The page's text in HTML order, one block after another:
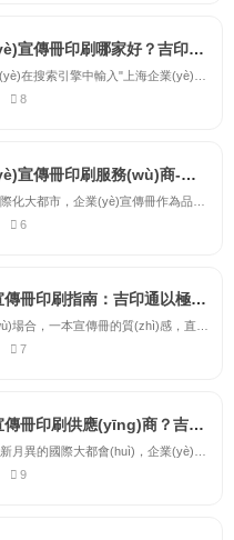
上海企業(yè)宣傳冊印刷哪家好？吉印通以品質(zhì)贏得客戶信賴
8
上海企業(yè)宣傳冊印刷服務(wù)商-吉印通，專業(yè)打造高端企業(yè)畫冊
6
上海高端宣傳冊印刷指南：吉印通以極致工藝詮釋品牌內(nèi)涵
在高端商務(wù)場合，一本宣傳冊的質(zhì)感，直接定義了客戶對您品牌的第一印象。它不應(yīng)是簡單的圖文堆砌，而應(yīng)是融合了觸覺、視覺與心理感受的綜合藝術(shù)載體。吉印通，作為上海高端宣傳冊印刷領(lǐng)域的引領(lǐng)者，始終致力于將品牌的深厚內(nèi)涵，通過極致的印刷工藝具象化地呈...
7
選擇上海宣傳冊印刷供應(yīng)商？吉印通專注企業(yè)形象塑造15年
9